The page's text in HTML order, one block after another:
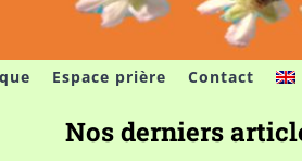
Espace prière Contact
Nos derniers